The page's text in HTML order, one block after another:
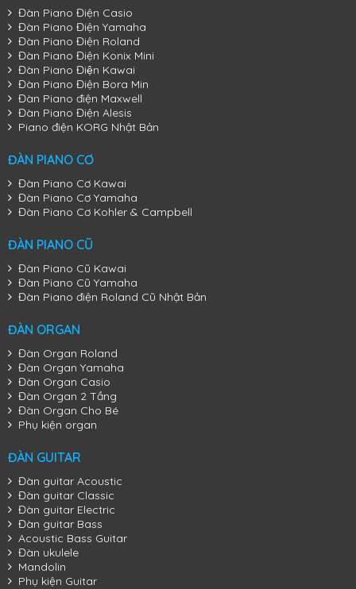
Đàn Piano Cơ Kawai K-400
Đàn Piano Điện Casio
Đàn Piano Điện Yamaha
Đàn Piano Điện Roland
Đàn Piano Điện Konix Mini
Đàn Piano Điện Kawai
Đàn Piano Điện Bora Min
Đàn Piano điện Maxwell
Đàn Piano Điện Alesis
Piano điện KORG Nhật Bản
ĐÀN PIANO CƠ
Đàn Piano Cơ Kawai
Đàn Piano Cơ Yamaha
Đàn Piano Cơ Kohler & Campbell
ĐÀN PIANO CŨ
Đàn Piano Cũ Kawai
Đàn Piano Cũ Yamaha
Đàn Piano điện Roland Cũ Nhật Bản
ĐÀN ORGAN
Đàn Organ Roland
Đàn Organ Yamaha
Đàn Organ Casio
Đàn Organ 2 Tầng
Đàn Organ Cho Bé
Phụ kiện organ
ĐÀN GUITAR
Đàn guitar Acoustic
Đàn guitar Classic
Đàn guitar Electric
Đàn guitar Bass
Acoustic Bass Guitar
Đàn ukulele
Mandolin
Phụ kiện Guitar